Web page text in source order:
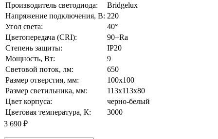
Производитель светодиода:
Bridgelux
Напряжение подключения, В: 220
Угол света:
40°
Цветопередача (CRI):
90+Ra
Степень защиты:
IP20
Мощность, Вт:
9
Световой поток, лм:
650
Размер отверстия, мм:
100x100
Размер cветильника, мм:
113x113x80
Цвет корпуса:
черно-белый
Цветовая температура, К:
3000
3 690 ₽